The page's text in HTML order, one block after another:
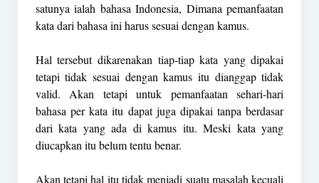
satunya ialah bahasa Indonesia, Dimana pemanfaatan
kata dari bahasa ini harus sesuai dengan kamus.
Hal tersebut dikarenakan tiap-tiap kata yang dipakai
tetapi tidak sesuai dengan kamus itu dianggap tidak
valid. Akan tetapi untuk pemanfaatan sehari-hari
bahasa per kata itu dapat juga dipakai tanpa berdasar
dari kata yang ada di kamus itu. Meski kata yang
diucapkan itu belum tentu benar.
Akan tetapi hal itu tidak menjadi suatu masalah kecuali